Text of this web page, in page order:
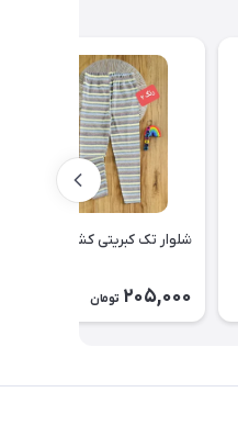
شلوار تک کبریتی کشی کد ۲۵۳۳
205,000 تومان